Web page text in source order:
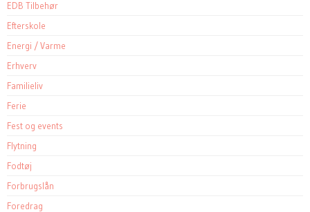
EDB Tilbehør
Efterskole
Energi / Varme
Erhverv
Familieliv
Ferie
Fest og events
Flytning
Fodtøj
Forbrugslån
Foredrag